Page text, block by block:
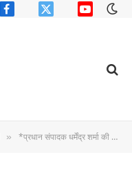
FacebookX
YouTube
» *प्रधान संपादक धर्मेंद्र शर्मा की विशेष खबर-* मुख्यमंत्री के निर्देश में जिले में सुव्यवस्थित रूप से हो रही धान की खरीदी